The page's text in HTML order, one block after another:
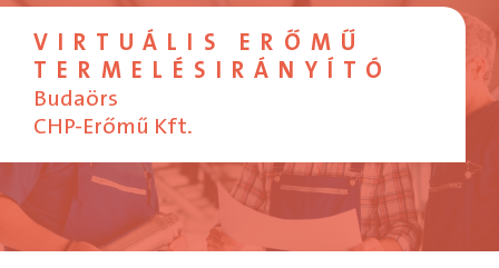
VIRTUÁLIS ERŐMŰ
TERMELÉSIRÁNYÍTÓ
Budaörs
CHP-Erőmű Kft.